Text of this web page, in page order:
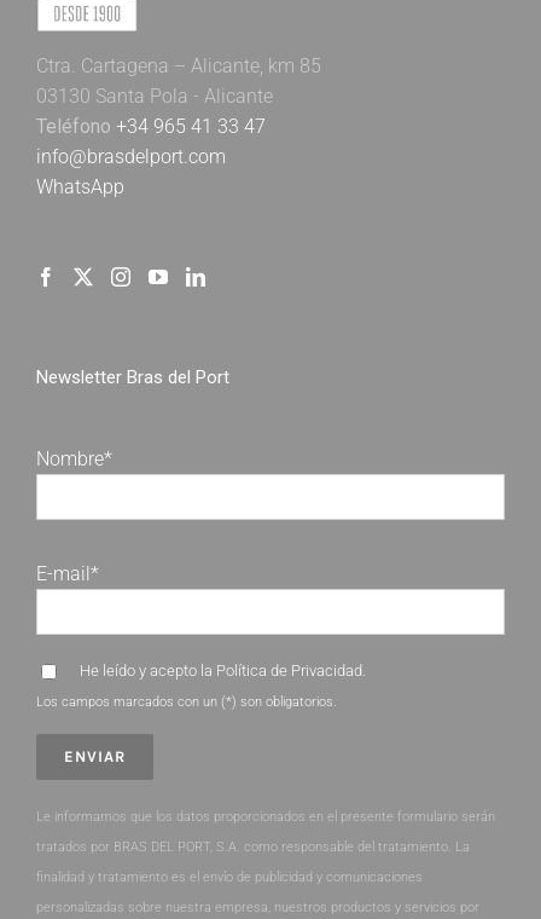
Ctra. Cartagena – Alicante, km 85
03130 Santa Pola - Alicante
Teléfono +34 965 41 33 47
info@brasdelport.com
WhatsApp
Newsletter Bras del Port
Nombre*
E-mail*
He leído y acepto la Política de Privacidad.
Los campos marcados con un (*) son obligatorios.
Le informamos que los datos proporcionados en el presente formulario serán
tratados por BRAS DEL PORT, S.A. como responsable del tratamiento. La
finalidad y tratamiento es el envío de publicidad y comunicaciones
personalizadas sobre nuestra empresa, nuestros productos y servicios por